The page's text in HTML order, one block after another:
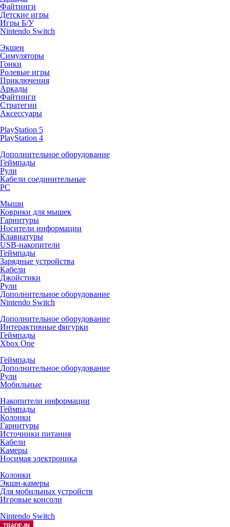
Файтинги
Детские игры
Игры Б/У
Nintendo Switch
Экшен
Симуляторы
Гонки
Ролевые игры
Приключения
Аркады
Файтинги
Стратегии
Аксессуары
PlayStation 5
PlayStation 4
Дополнительное оборудование
Геймпады
Рули
Кабели соединительные
PC
Мыши
Коврики для мышек
Гарнитуры
Носители информации
Клавиатуры
USB-накопители
Геймпады
Зарядные устройства
Кабели
Джойстики
Рули
Дополнительное оборудование
Nintendo Switch
Дополнительное оборудование
Интерактивные фигурки
Геймпады
Xbox One
Геймпады
Дополнительное оборудование
Рули
Мобильные
Накопители информации
Геймпады
Колонки
Гарнитуры
Источники питания
Кабели
Камеры
Носимая электроника
Колонки
Экшн-камеры
Для мобильных устройств
Игровые консоли
Nintendo Switch